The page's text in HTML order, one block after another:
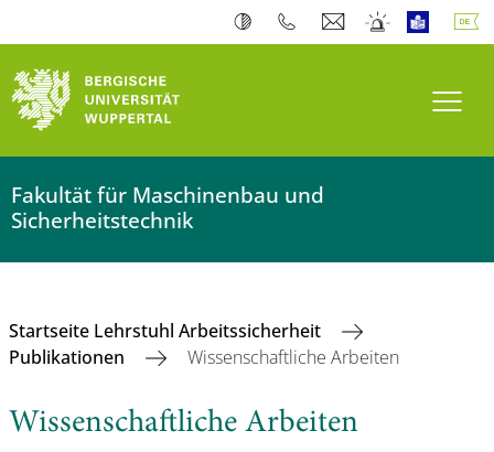
Fakultät für Maschinenbau und
Sicherheitstechnik
Startseite Lehrstuhl Arbeitssicherheit
Publikationen
Wissenschaftliche Arbeiten
Wissenschaftliche Arbeiten